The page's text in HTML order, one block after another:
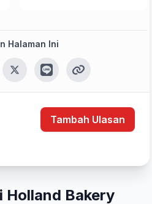
Halaman Ini
Tambah Ulasan
Holland Bakery